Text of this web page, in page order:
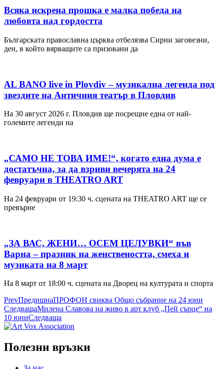
Всяка искрена прошка е малка победа на
любовта над гордостта
Българската православна църква отбелязва Сирни заговезни,
ден, в който вярващите са призовани да
AL BANO live in Plovdiv – музикална легенда под
звездите на Античния театър в Пловдив
На 30 август 2026 г. Пловдив ще посрещне една от най-
големите легенди на
„САМО НЕ ТОВА ИМЕ!“, когато една дума е
достатъчна, за да взриви вечерята на 24
февруари в THEATRO ART
На 24 февруари от 19:30 ч. сцената на THEATRO ART ще се
превърне
„ЗА ВАС, ЖЕНИ… ОСЕМ ЦЕЛУВКИ“ във
Варна – празник на женствеността, смеха и
музиката на 8 март
На 8 март от 18:00 ч. сцената на Дворец на културата и спорта
PrevПредишнаПРОФОН свиква Общо събрание на 24 юни
СледващаМилена Славова на живо в арт клуб „Пей сърце“ на
10 юниСледваща
Полезни връзки